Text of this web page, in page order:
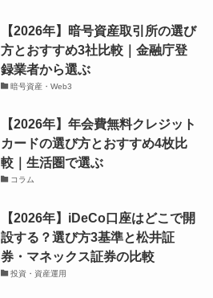
【2026年】暗号資産取引所の選び
方とおすすめ3社比較｜金融庁登
録業者から選ぶ
暗号資産・Web3
【2026年】年会費無料クレジット
カードの選び方とおすすめ4枚比
較｜生活圏で選ぶ
コラム
【2026年】iDeCo口座はどこで開
設する？選び方3基準と松井証
券・マネックス証券の比較
投資・資産運用